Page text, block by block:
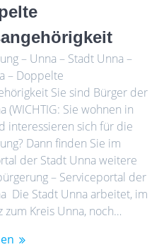
– Unna – Stadt Unna –
– Doppelte
Sie sind Bürger der
(WICHTIG: Sie wohnen in
interessieren sich für die
Dann finden Sie im
der Stadt Unna weitere
– Serviceportal der
Die Stadt Unna arbeitet, im
zum Kreis Unna, noch…